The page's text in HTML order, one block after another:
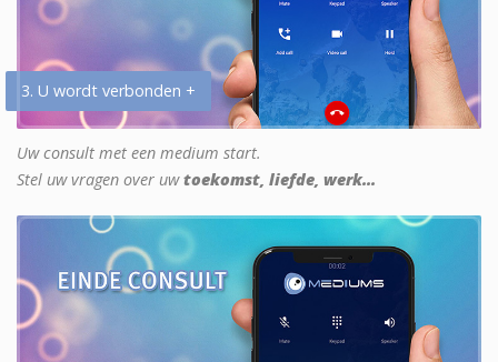
3. U wordt verbonden +
Uw consult met een medium start.
Stel uw vragen over uwtoekomst, liefde, werk...